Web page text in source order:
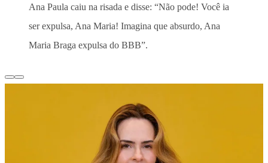
Ana Paula caiu na risada e disse: “Não pode! Você ia
ser expulsa, Ana Maria! Imagina que absurdo, Ana
Maria Braga expulsa do BBB”.